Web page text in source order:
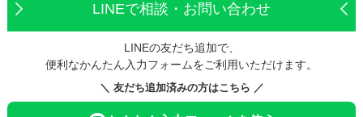
LINEで相談・お問い合わせ
LINEの友だち追加で、
便利なかんたん入力フォームをご利用いただけます。
＼ 友だち追加済みの方はこちら ／